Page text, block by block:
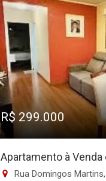
R$ 299.000
Apartamento à
Rua Domingos